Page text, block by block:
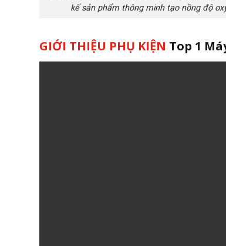
kế sản phẩm thông minh tạo nồng độ
GIỚI THIỆU PHỤ KIỆN Top 1